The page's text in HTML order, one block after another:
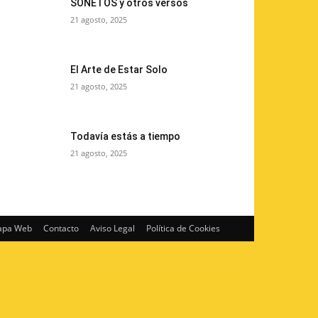
SONETOS y otros versos
21 agosto, 2025
El Arte de Estar Solo
21 agosto, 2025
Todavía estás a tiempo
21 agosto, 2025
Web Contacto Aviso Legal Política de Cookies